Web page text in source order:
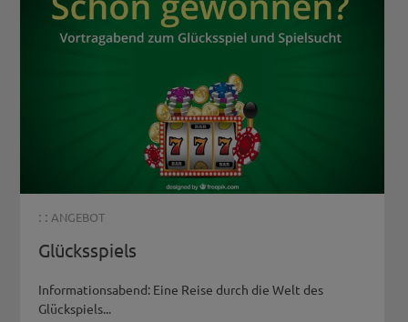
: : ANGEBOT
Glücksspiels
Informationsabend: Eine Reise durch die Welt des
Glückspiels...